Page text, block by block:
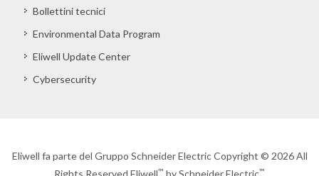
Bollettini tecnici
Environmental Data Program
Eliwell Update Center
Cybersecurity
Eliwell fa parte del Gruppo Schneider Electric Copyright © 2026 All
Rights Reserved Eliwell™ by Schneider Electric™